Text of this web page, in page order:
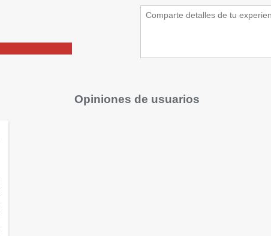
Opiniones de usuarios